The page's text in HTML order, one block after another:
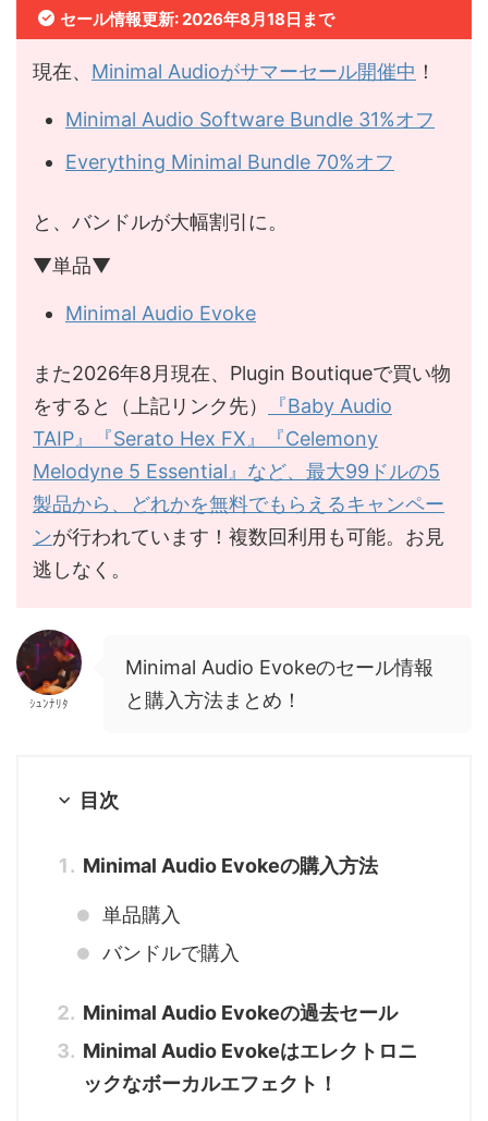
セール情報更新: 2026年8月18日まで
現在、 Minimal Audioがサマーセール開催中 ！
Minimal Audio Software Bundle 31%オフ
Everything Minimal Bundle 70%オフ
と、バンドルが大幅割引に。
▼単品▼
Minimal Audio Evoke
また2026年8月現在、Plugin Boutiqueで買い物
をすると（上記リンク先）
『Baby Audio
TAIP』『Serato Hex FX』『Celemony
Melodyne 5 Essential』など、最大99ドルの5
製品から、どれかを無料でもらえるキャンペー
ンが行われています！複数回利用も可能。お見
逃しなく。
ｼｭﾝﾅﾘﾀ
Minimal Audio Evokeのセール情報
と購入方法まとめ！
目次
Minimal Audio Evokeの購入方法
単品購入
バンドルで購入
Minimal Audio Evokeの過去セール
Minimal Audio Evokeはエレクトロニ
ックなボーカルエフェクト！